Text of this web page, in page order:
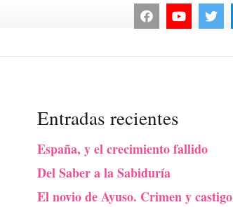
Entradas recientes
España, y el crecimiento fallido
Del Saber a la Sabiduría
El novio de Ayuso. Crimen y castigo